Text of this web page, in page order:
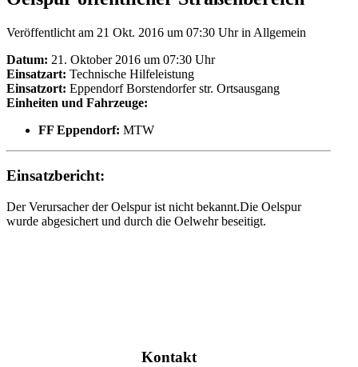
Veröffentlicht am 21 Okt. 2016 um 07:30 Uhrin Allgemein
Datum: 21. Oktober 2016 um 07:30 Uhr
Einsatzart: Technische Hilfeleistung
Einsatzort: Eppendorf Borstendorfer str. Ortsausgang
Einheiten und Fahrzeuge:
FF Eppendorf: MTW
Einsatzbericht:
Der Verursacher der Oelspur ist nicht bekannt.Die Oelspur
wurde abgesichert und durch die Oelwehr beseitigt.
Kontakt